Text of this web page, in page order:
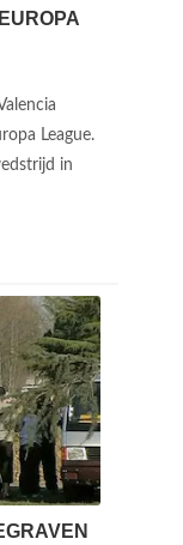
League.
in